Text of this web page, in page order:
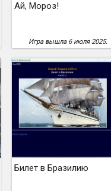
Ай, Мороз!
Игра вышла 6 июля 2025.
Билет в Бразилию